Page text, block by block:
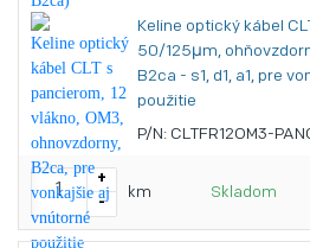
Keline optický kábel
50/125μm,
B2ca - s1, d1, a1, pre
použitie
P/N: CLTFR12OM3-
+
-
km Skladom